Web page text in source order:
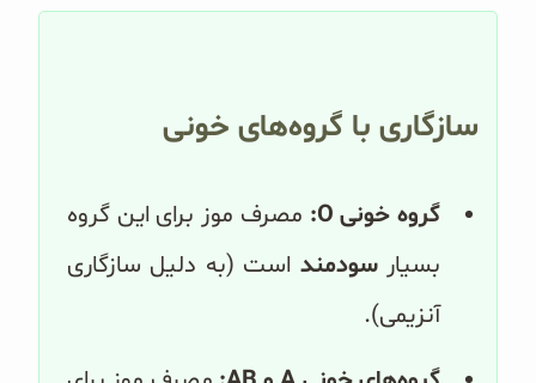
سازگاری با گروه‌های خونی
گروه خونی O:
مصرف موز برای این گروه
بسیارسودمند است (به دلیل سازگاری
آنزیمی).